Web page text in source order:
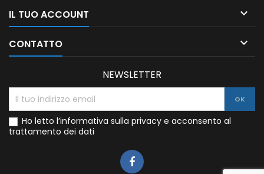
IL TUO ACCOUNT 
CONTATTO 
NEWSLETTER
Ho letto l’informativa sulla privacy e acconsento al
trattamento dei dati